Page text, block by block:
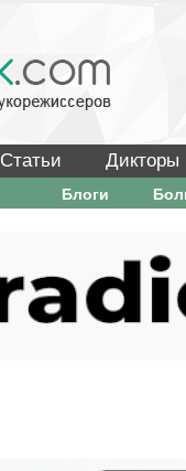
Статьи Дикторы
Блоги